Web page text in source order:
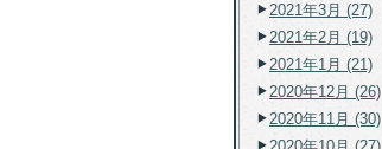
2021年3月 (27)
2021年2月 (19)
2021年1月 (21)
2020年12月 (26)
2020年11月 (30)